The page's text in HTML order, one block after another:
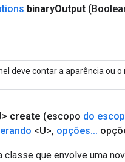
binaryOutput
deve contar a aparência ou
create (escopo do
<U>, opções...
que envolve uma